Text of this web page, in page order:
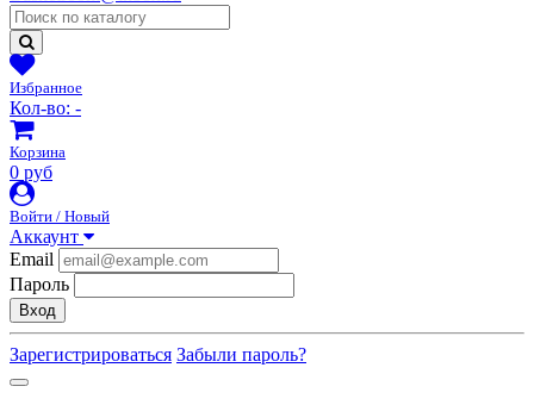
Избранное
Кол-во: -
Корзина
0 руб
Войти / Новый
Аккаунт
Email
Пароль
Вход
Зарегистрироваться Забыли пароль?